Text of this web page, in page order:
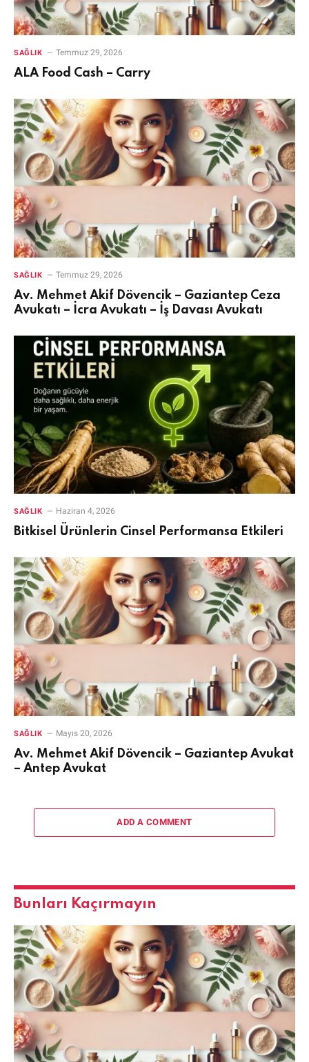
SAĞLIK Temmuz 29, 2026
ALA Food Cash – Carry
SAĞLIK Temmuz 29, 2026
Av. Mehmet Akif Dövencik – Gaziantep Ceza
Avukatı – İcra Avukatı – İş Davası Avukatı
SAĞLIK Haziran 4, 2026
Bitkisel Ürünlerin Cinsel Performansa Etkileri
SAĞLIK Mayıs 20, 2026
Av. Mehmet Akif Dövencik – Gaziantep Avukat
– Antep Avukat
ADD A COMMENT
Bunları Kaçırmayın